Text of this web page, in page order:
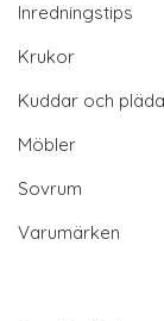
Inredningstips
Krukor
Kuddar och
Möbler
Sovrum
Varumärken